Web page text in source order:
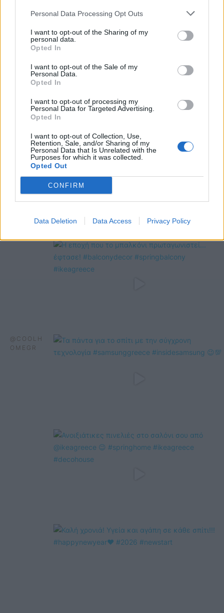
Personal Data Processing Opt Outs
I want to opt-out of the Sharing of my
personal data.
Opted In
I want to opt-out of the Sale of my
Personal Data.
Opted In
I want to opt-out of processing my
Personal Data for Targeted Advertising.
Opted In
I want to opt-out of Collection, Use,
Retention, Sale, and/or Sharing of my
Personal Data that Is Unrelated with the
Purposes for which it was collected.
Opted Out
CONFIRM
Data Deletion Data Access Privacy Policy
με το
smartphone
σας
FOLLOW
@COOLH
OMEGR